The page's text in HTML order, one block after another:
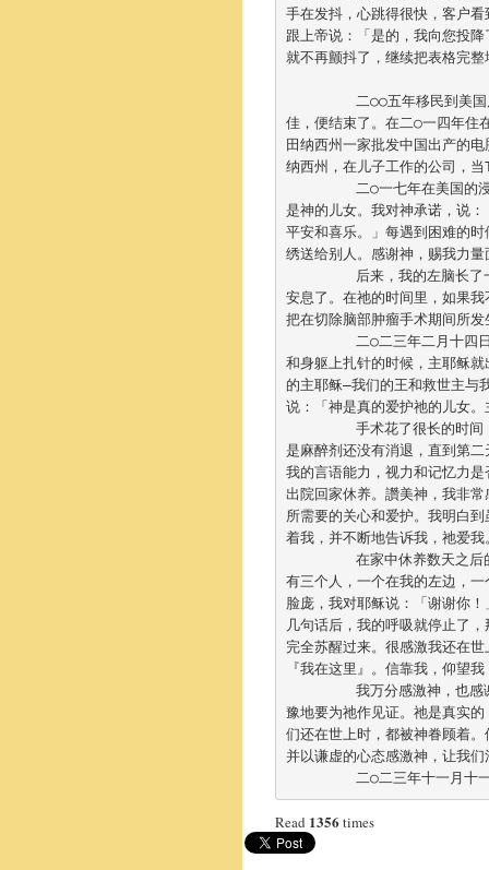
手在发抖，心跳得很快，客户
跟上帝说：「是的，我向您投
就不再颤抖了，继续把表格完
佳，便结束了。在二○一四年住
田纳西州一家批发中国出产的
纳西州，在儿子工作的公司，
是神的儿女。我对神承诺，说
平安和喜乐。」每遇到困难的
绣送给别人。感谢神，赐我力
安息了。在祂的时间里，如果
把在切除脑部肿瘤手术期间所
和身躯上扎针的时候，主耶稣
的主耶稣—我们的王和救世主与
说：「神是真的爱护祂的儿女
	手术花了很长的时间，总共十四个小时。手术后，神经外科医生Dr.Reid Thompson 来替我检查，但
是麻醉剂还没有消退，直到第
我的言语能力，视力和记忆力
出院回家休养。讚美神，我非
所需要的关心和爱护。我明白
着我，并不断地告诉我，祂爱我
	在家中休养数天之后的有一天，我在睡梦中，感觉到神带领着我上了天堂。看到在那里绿草如茵的地上
有三个人，一个在我的左边，
脸庞，我对耶稣说：「谢谢你
几句话后，我的呼吸就停止了
完全苏醒过来。很感激我还在
『我在这里』。信靠我，仰望
	我万分感激神，也感谢所有远近的全部朋友们都为我祈祷。耶稣是我们的救世主和我们的王，我毫不犹
豫地要为祂作见证。祂是真实
们还在世上时，都被神眷顾着
并以谦虚的心态感激神，让我
二○二三年十一月十
Read 1356 times